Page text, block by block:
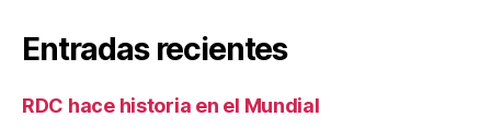
Entradas recientes
RDC hace historia en el Mundial